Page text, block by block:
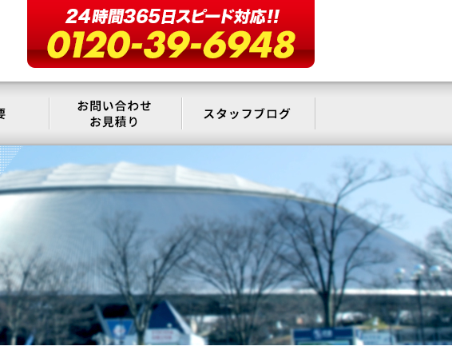
会社概要 お問い合わせ・お見積もりスタッフブログ